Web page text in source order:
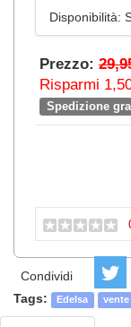
Disponibilità:
Prezzo:
Risparmi
Spedizione
Condividi
Tags:
Edelsa vente